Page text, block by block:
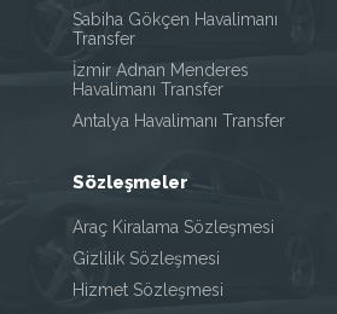
Sabiha Gökçen Havalimanı
Transfer
İzmir Adnan Menderes
Havalimanı Transfer
Antalya Havalimanı Transfer
Sözleşmeler
Araç Kiralama Sözleşmesi
Gizlilik Sözleşmesi
Hizmet Sözleşmesi